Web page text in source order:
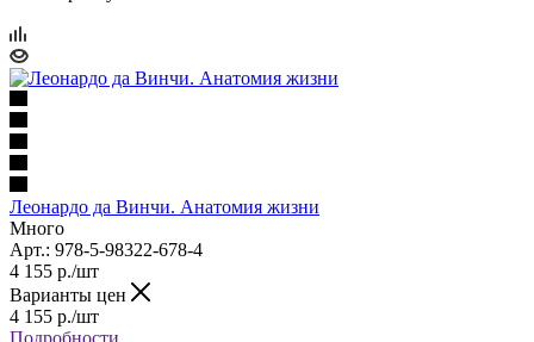
Леонардо да Винчи. Анатомия жизни
Много
Арт.: 978-5-98322-678-4
4 155 р./шт
Варианты цен
4 155 р./шт
Подробности